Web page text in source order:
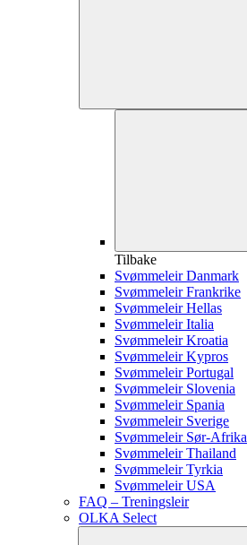
Tilbake
Svømmeleir Danmark
Svømmeleir Frankrike
Svømmeleir Hellas
Svømmeleir Italia
Svømmeleir Kroatia
Svømmeleir Kypros
Svømmeleir Portugal
Svømmeleir Slovenia
Svømmeleir Spania
Svømmeleir Sverige
Svømmeleir Sør-Afrika
Svømmeleir Thailand
Svømmeleir Tyrkia
Svømmeleir USA
FAQ – Treningsleir
OLKA Select